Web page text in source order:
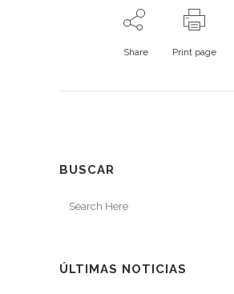
Share Print page
BUSCAR
ÚLTIMAS NOTICIAS